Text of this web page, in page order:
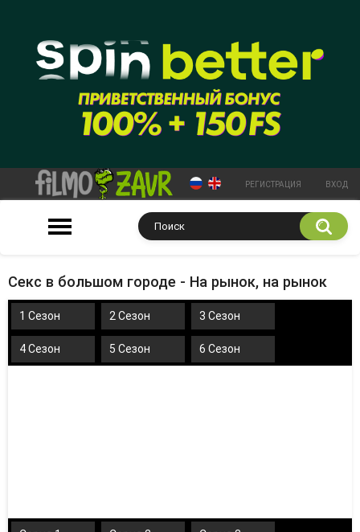
РЕГИСТРАЦИЯ ВХОД
Секс в большом городе - На рынок, на рынок
1 Сезон 2 Сезон 3 Сезон
4 Сезон 5 Сезон 6 Сезон